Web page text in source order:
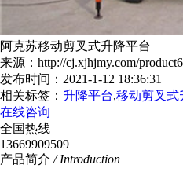
阿克苏移动剪叉式升降平台
来源：http://cj.xjhjmy.com/
发布时间：2021-1-12 18:36:31
相关标签： 升降平台,移动剪叉式
在线咨询
全国热线
13669909509
产品简介 / Introduction